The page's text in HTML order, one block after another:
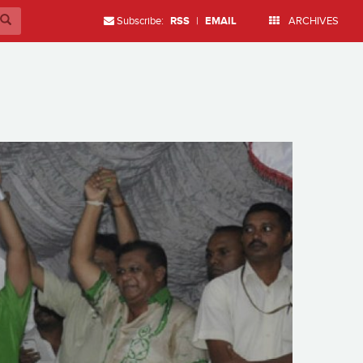
Subscribe: RSS | EMAIL ARCHIVES